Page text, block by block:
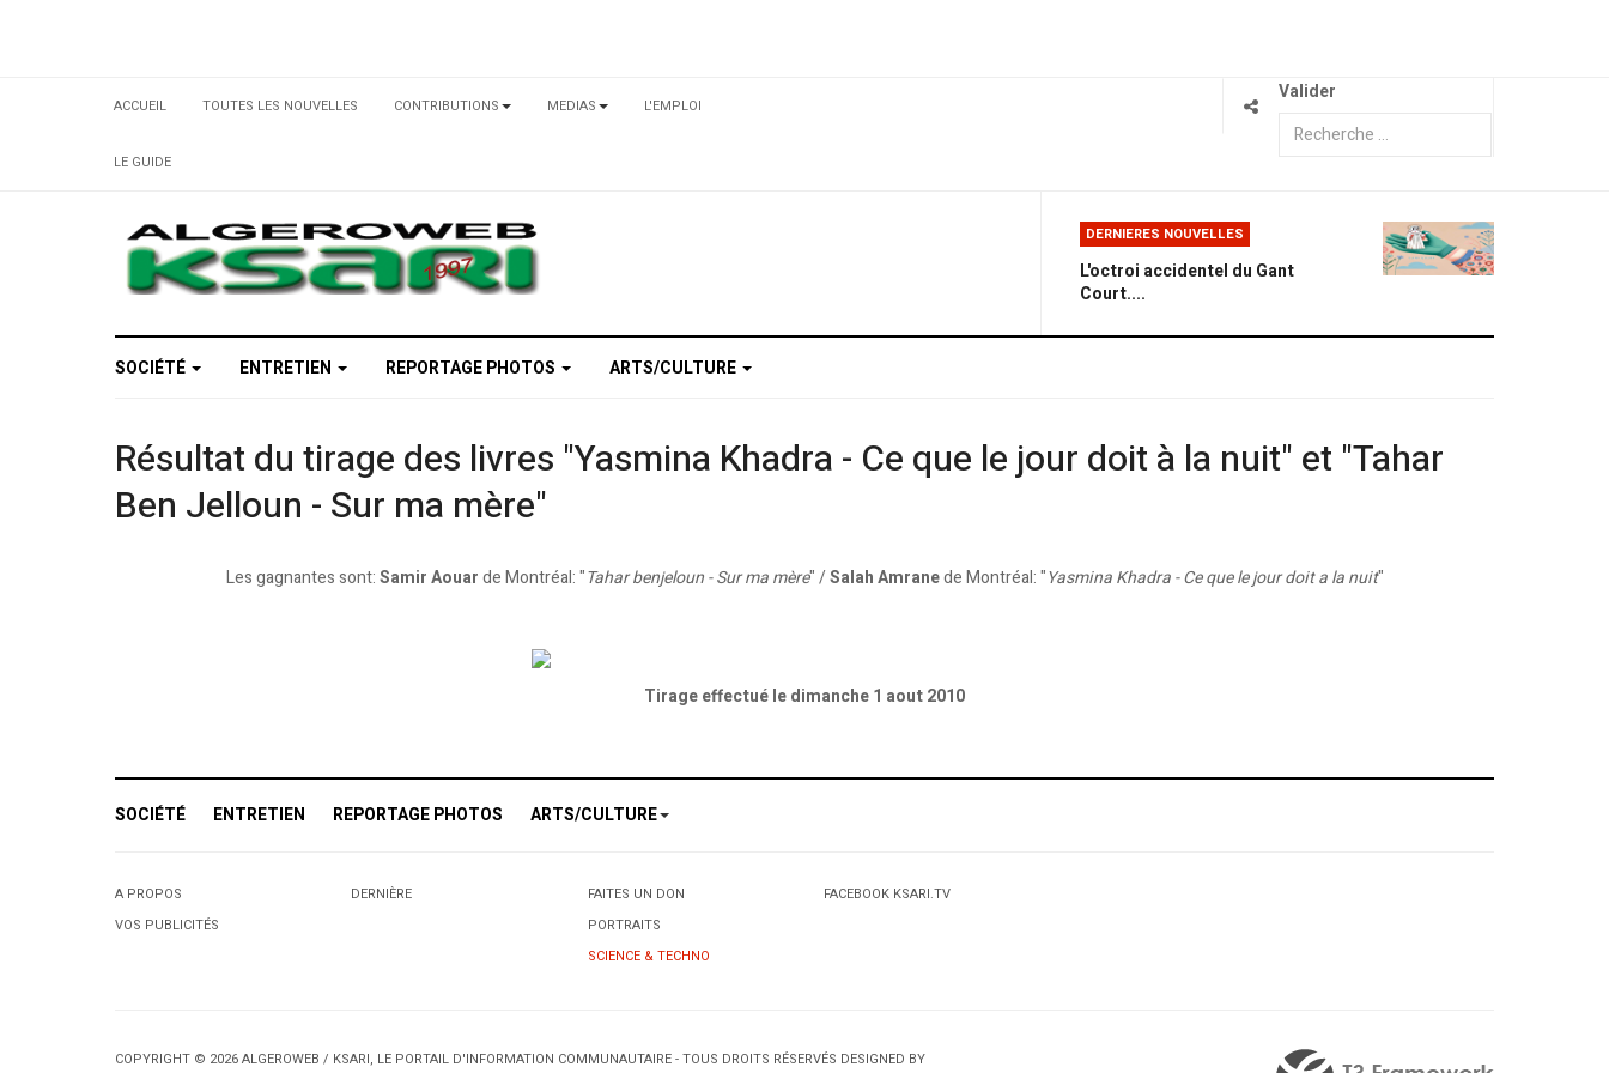
ACCUEIL TOUTES LES NOUVELLES CONTRIBUTIONS MEDIAS L'EMPLOI
LE GUIDE
Valider
DERNIERES NOUVELLES
L'octroi accidentel du Gant
Court....
SOCIÉTÉ ENTRETIEN REPORTAGE PHOTOS ARTS/CULTURE
Résultat du tirage des livres "Yasmina Khadra - Ce que le jour doit à la nuit" et "Tahar
Ben Jelloun - Sur ma mère"
Les gagnantes sont:Samir Aouarde Montréal: "Tahar benjeloun - Sur ma mère" /Salah Amranede Montréal: "Yasmina Khadra - Ce que le jour doit a la nuit"
Tirage effectué le dimanche 1 aout 2010
SOCIÉTÉ ENTRETIEN REPORTAGE PHOTOS ARTS/CULTURE
A PROPOS
VOS PUBLICITÉS
DERNIÈRE
FAITES UN DON
PORTRAITS
SCIENCE & TECHNO
FACEBOOK KSARI.TV
COPYRIGHT © 2026 ALGEROWEB / KSARI, LE PORTAIL D'INFORMATION COMMUNAUTAIRE - TOUS DROITS RÉSERVÉS DESIGNED BY